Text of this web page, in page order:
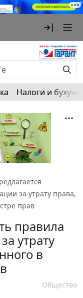
Налоги и
за утрату права,
прав
правила
утрату
в
Общество